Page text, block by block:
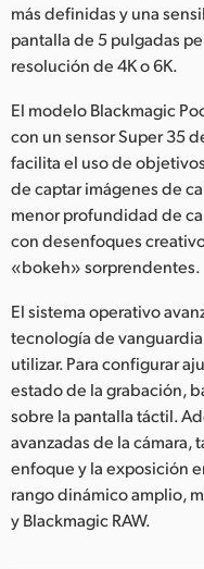
Turkey
UAE
Ukraine
United Kingdom
United States
más definidas y una
pantalla de 5 pulgadas
resolución de 4K o 6K.
El modelo Blackmagic
con un sensor Super 35
facilita el uso de
de captar imágenes de
menor profundidad de
con desenfoques
«bokeh» sorprendentes.
El sistema operativo
tecnología de
utilizar. Para configurar
estado de la grabación,
sobre la pantalla táctil.
avanzadas de la cámara,
enfoque y la exposición
rango dinámico amplio,
y Blackmagic RAW.